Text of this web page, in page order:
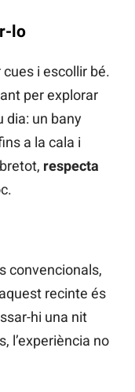
lo
i escollir bé.
per explorar
dia: un bany
a la cala i
respecta
convencionals,
recinte és
hi una nit
l’experiència no